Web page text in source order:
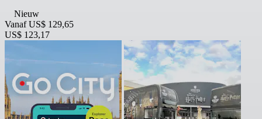
Nieuw
Vanaf US$ 129,65
US$ 123,17